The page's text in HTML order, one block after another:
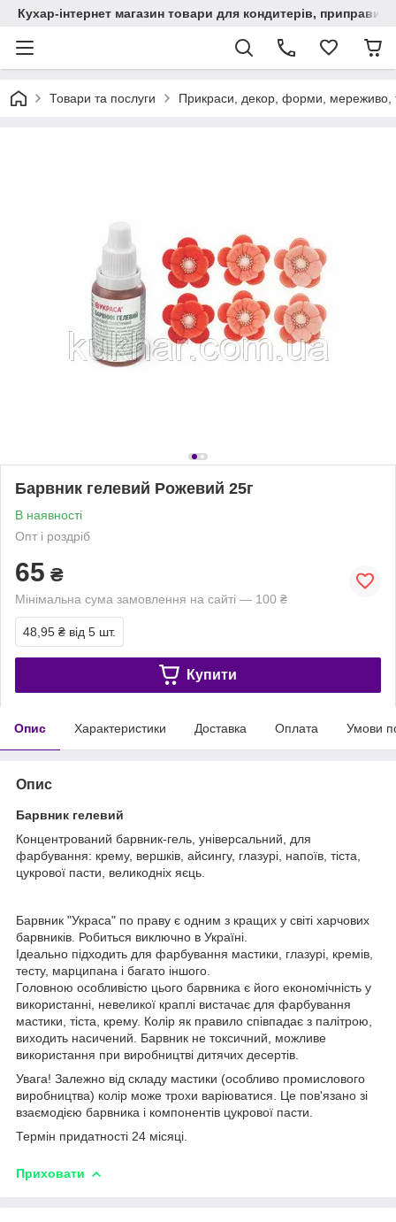
Кухар-інтернет магазин товари для кондитерів, приправи,
Товари та послуги Прикраси, декор, форми, мереживо,
Барвник гелевий Рожевий 25г
В наявності
Опт і роздріб
65 ₴
Мінімальна сума замовлення на сайті — 100 ₴
48,95 ₴ від 5 шт.
Купити
Опис Характеристики Доставка Оплата Умови
Опис
Барвник гелевий
Концентрований барвник-гель, універсальний, для
фарбування: крему, вершків, айсингу, глазурі, напоїв, тіста,
цукрової пасти, великодніх яєць.
Барвник "Украса" по праву є одним з кращих у світі харчових
барвників. Робиться виключно в Україні.
Ідеально підходить для фарбування мастики, глазурі, кремів,
тесту, марципана і багато іншого.
Головною особливістю цього барвника є його економічність у
використанні, невеликої краплі вистачає для фарбування
мастики, тіста, крему. Колір як правило співпадає з палітрою,
виходить насичений. Барвник не токсичний, можливе
використання при виробництві дитячих десертів.
Увага! Залежно від складу мастики (особливо промислового
виробництва) колір може трохи варіюватися. Це пов'язано зі
взаємодією барвника і компонентів цукрової пасти.
Термін придатності 24 місяці.
Приховати